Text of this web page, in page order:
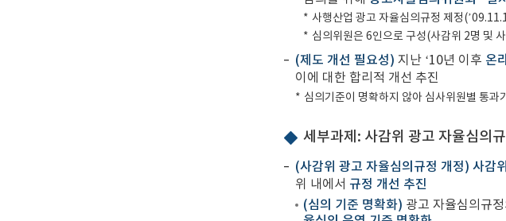
* 사행산업 광고 자율심의규정 제정
* 심의위원은 6인으로 구성(사감위 2명 및
(제도 개선 필요성) 지난 ‘10년 이후 온
이에 대한 합리적 개선 추진
* 심의기준이 명확하지 않아 심사위원별 통
세부과제: 사감위 광고 자율심의
(사감위 광고 자율심의규정 개정) 사감
위 내에서 규정 개선 추진
(심의 기준 명확화) 광고 자율심의규정